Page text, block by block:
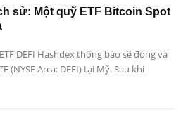
sử: Một quỹ ETF Bitcoin Spot
DEFI Hashdex thông báo sẽ đóng và
(NYSE Arca: DEFI) tại Mỹ. Sau khi